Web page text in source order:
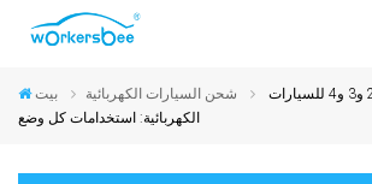
بيت شحن السيارات الكهربائية
شرح وضع الشحن 1 و2 و3 و4 للسيارات
الكهربائية: استخدامات كل وضع